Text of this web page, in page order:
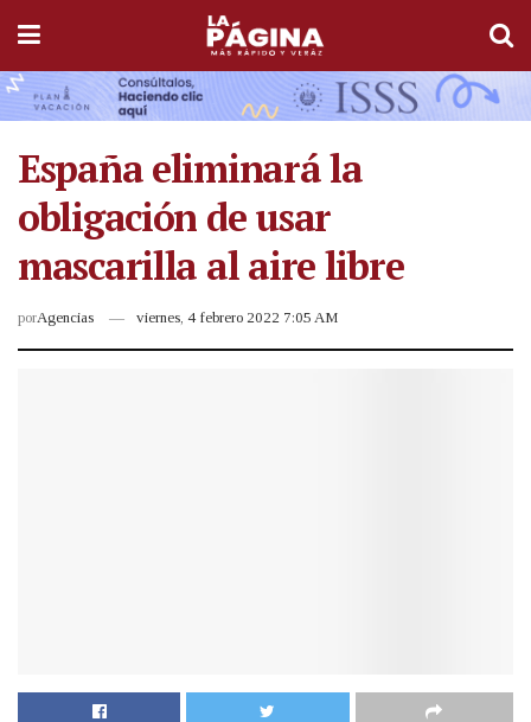
España eliminará la
obligación de usar
mascarilla al aire libre
porAgencias viernes, 4 febrero 2022 7:05 AM